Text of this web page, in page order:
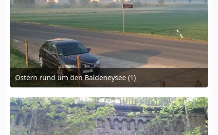
Ostern rund um den Baldeneysee (1)
23. Juli 2011 um 08:54
1